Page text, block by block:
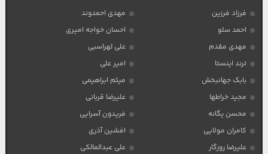
فرزاد فرزین
مهدی احمدوند
احمد سلو
احسان خواجه امیری
مهدی مقدم
علی لهراسبی
ترند اینستا
امیر علی
بابک جهانبخش
میثم ابراهیمی
مجید خراطها
علیرضا قربانی
محسن یگانه
فریدون آسرایی
کامران مولایی
افشین آذری
علیرضا روزگار
علی عبدالمالکی